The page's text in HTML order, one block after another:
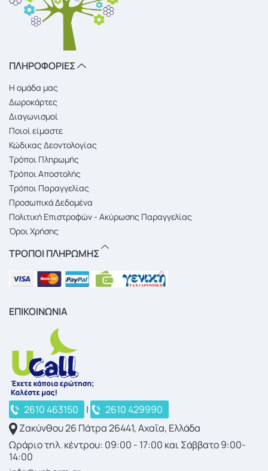
ΠΛΗΡΟΦΟΡΙΕΣ
Η ομάδα μας
Δωροκάρτες
Διαγωνισμοί
Ποιοί είμαστε
Κώδικας Δεοντολογίας
Τρόποι Πληρωμής
Τρόποι Αποστολής
Τρόποι Παραγγελίας
Προσωπικά Δεδομένα
Πολιτική Επιστροφών - Ακύρωσης Παραγγελίας
Όροι Χρήσης
ΤΡΟΠΟΙ ΠΛΗΡΩΜΗΣ
ΕΠΙΚΟΙΝΩΝΙΑ
2610 463150 |
2610 429990
Ζακύνθου 26 Πάτρα 26441, Αχαΐα, Ελλάδα
Ωράριο τηλ. κέντρου: 09:00 - 17:00 και Σάββατο 9:00-
14:00